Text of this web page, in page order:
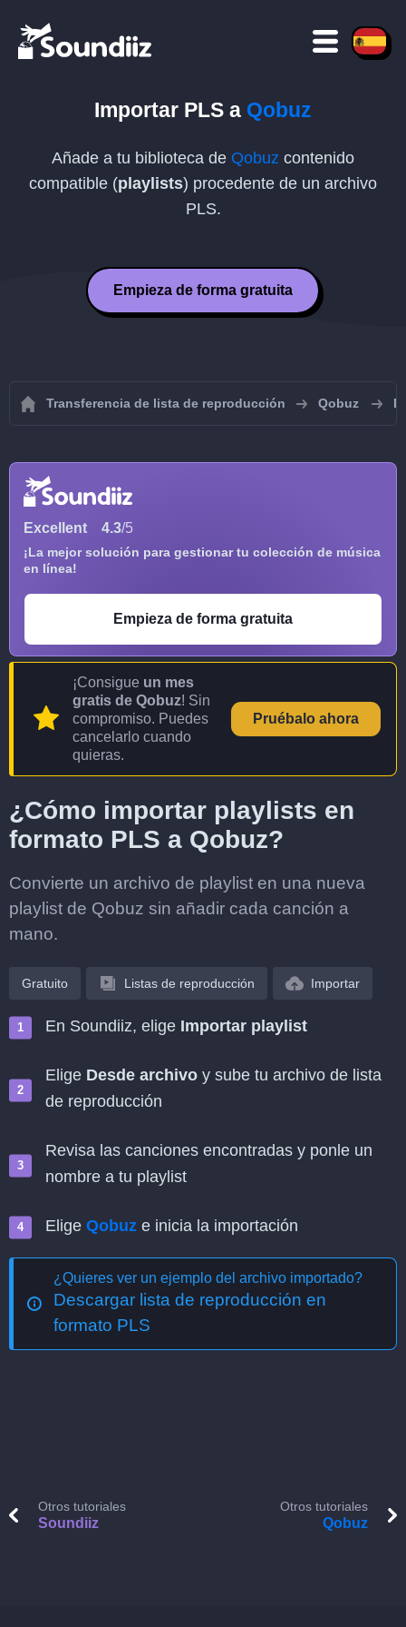
Importar PLS a Qobuz
Añade a tu biblioteca de Qobuz contenido
compatible (playlists) procedente de un archivo
PLS.
Empieza de forma gratuita
Transferencia de lista de reproducción Qobuz
Excellent 4.3/5
¡La mejor solución para gestionar tu colección de música
en línea!
Empieza de forma gratuita
¡Consigue un mes
gratis de Qobuz! Sin
compromiso. Puedes
cancelarlo cuando
quieras.
Pruébalo ahora
¿Cómo importar playlists en
formato PLS a Qobuz?
Convierte un archivo de playlist en una nueva
playlist de Qobuz sin añadir cada canción a
mano.
Gratuito Listas de reproducción Importar
En Soundiiz, elige Importar playlist
Elige Desde archivo y sube tu archivo de lista
de reproducción
Revisa las canciones encontradas y ponle un
nombre a tu playlist
Elige Qobuz e inicia la importación
¿Quieres ver un ejemplo del archivo importado?
Descargar lista de reproducción en
formato PLS
Otros tutoriales
Soundiiz
Otros tutoriales
Qobuz